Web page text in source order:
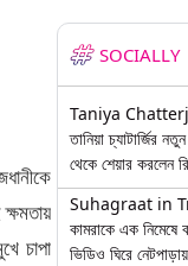
চাপা
SOCIALLY
Taniya
তানিয়া চ্যাটার্জির
থেকে শেয়ার করলেন
Suhagraat in
কামরাকে এক নিমেষে
ভিডিও ঘিরে